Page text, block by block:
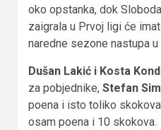
oko opstanka, dok
zaigrala u Prvoj ligi će
naredne sezone nastupa
Dušan Lakić i Kosta
za pobjednike, Stefan
poena i isto toliko
osam poena i 10 skokova.